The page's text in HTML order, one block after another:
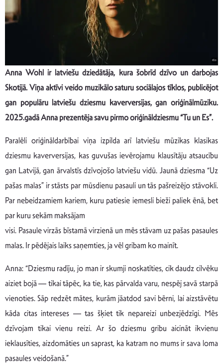
Anna Wohl ir latviešu dziedātāja, kura šobrīd dzīvo un darbojas
Skotijā. Viņa aktīvi veido muzikālo saturu sociālajos tīklos, publicējot
gan populāru latviešu dziesmu kaverversijas, gan oriģinālmūziku.
2025.gadā Anna prezentēja savu pirmo oriģināldziesmu “Tu un Es”.
Paralēli oriģināldarbībai viņa izpilda arī latviešu mūzikas klasikas
dziesmu kaverversijas, kas guvušas ievērojamu klausītāju atsaucību
gan Latvijā, gan ārvalstīs dzīvojošo latviešu vidū. Jaunā dziesma “Uz
pašas malas” ir stāsts par mūsdienu pasauli un tās pašreizējo stāvokli.
Par nebeidzamiem kariem, kuru patiesie iemesli bieži paliek ēnā, bet
par kuru sekām maksājam
visi. Pasaule virzās bīstamā virzienā un mēs stāvam uz pašas pasaules
malas. Ir pēdējais laiks saņemties, ja vēl gribam ko mainīt.
Anna: “Dziesmu radīju, jo man ir skumji noskatīties, cik daudz cilvēku
aiziet bojā — tikai tāpēc, ka tie, kas pārvalda varu, nespēj savā starpā
vienoties. Sāp redzēt mātes, kurām jāatdod savi bērni, lai aizstāvētu
kāda citas intereses — tas šķiet tik nepareizi unbezjēdzīgi. Mēs
dzīvojam tikai vienu reizi. Ar šo dziesmu gribu aicināt ikvienu
ieklausīties, aizdomāties un saprast, ka katram no mums ir sava loma
pasaules veidošanā.”